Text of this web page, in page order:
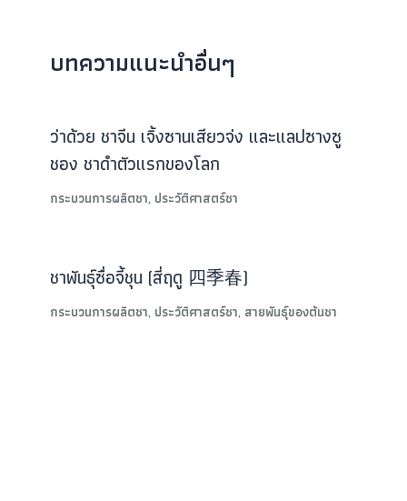
บทความแนะนำอื่นๆ
ว่าด้วย ชาจีน เจิ้งซานเสียวจ่ง และแลปซางซู
ชอง ชาดำตัวแรกของโลก
กระบวนการผลิตชา, ประวัติศาสตร์ชา
ชาพันธุ์ซื่อจี้ชุน (สี่ฤดู 四季春)
กระบวนการผลิตชา, ประวัติศาสตร์ชา, สายพันธุ์ของต้นชา